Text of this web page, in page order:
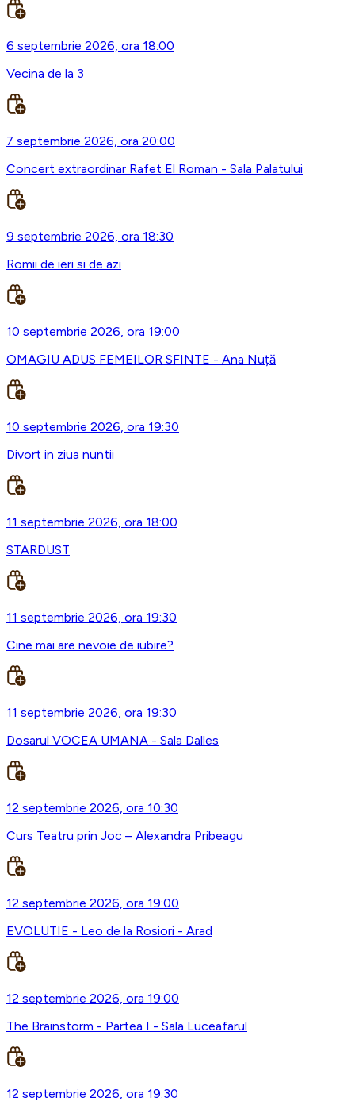
6 septembrie 2026, ora 18:00
Vecina de la 3
7 septembrie 2026, ora 20:00
Concert extraordinar Rafet El Roman - Sala Palatului
9 septembrie 2026, ora 18:30
Romii de ieri si de azi
10 septembrie 2026, ora 19:00
OMAGIU ADUS FEMEILOR SFINTE - Ana Nuță
10 septembrie 2026, ora 19:30
Divort in ziua nuntii
11 septembrie 2026, ora 18:00
STARDUST
11 septembrie 2026, ora 19:30
Cine mai are nevoie de iubire?
11 septembrie 2026, ora 19:30
Dosarul VOCEA UMANA - Sala Dalles
12 septembrie 2026, ora 10:30
Curs Teatru prin Joc – Alexandra Pribeagu
12 septembrie 2026, ora 19:00
EVOLUTIE - Leo de la Rosiori - Arad
12 septembrie 2026, ora 19:00
The Brainstorm - Partea I - Sala Luceafarul
12 septembrie 2026, ora 19:30